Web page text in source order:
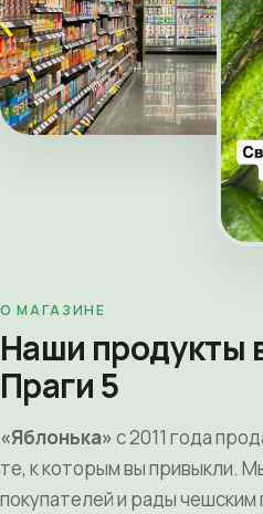
О МАГАЗИНЕ
Наши продукты
Праги 5
«Яблонька»с 2011 года
те, к которым вы привыкли.
покупателей и рады